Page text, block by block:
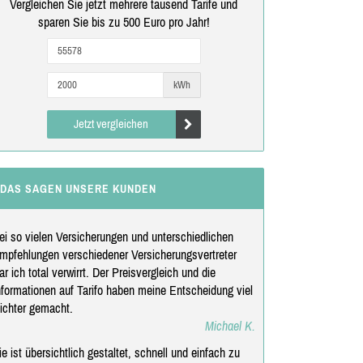
Vergleichen Sie jetzt mehrere tausend Tarife und
sparen Sie bis zu 500 Euro pro Jahr!
kWh
Jetzt vergleichen
DAS SAGEN UNSERE KUNDEN
so vielen Versicherungen und unterschiedlichen
verschiedener Versicherungsvertreter
ich total verwirrt. Der Preisvergleich und die
auf Tarifo haben meine Entscheidung viel
gemacht.
Michael K.
ist übersichtlich gestaltet, schnell und einfach zu